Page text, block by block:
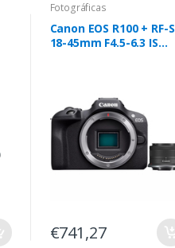
Fotográficas
Canon EOS R100 + RF-S
18-45mm F4.5-6.3 IS
€741,27